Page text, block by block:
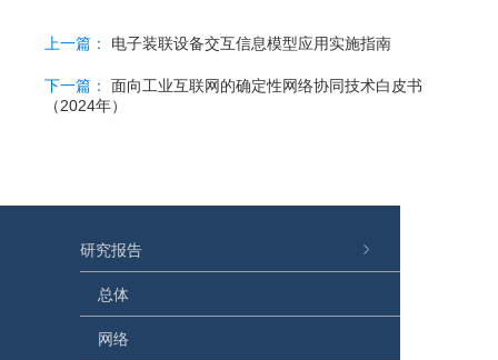
上一篇： 电子装联设备交互信息模型应用实施指南
下一篇：
面向工业互联网的确定性网络协同技术白皮书
（2024年）
研究报告
总体
网络